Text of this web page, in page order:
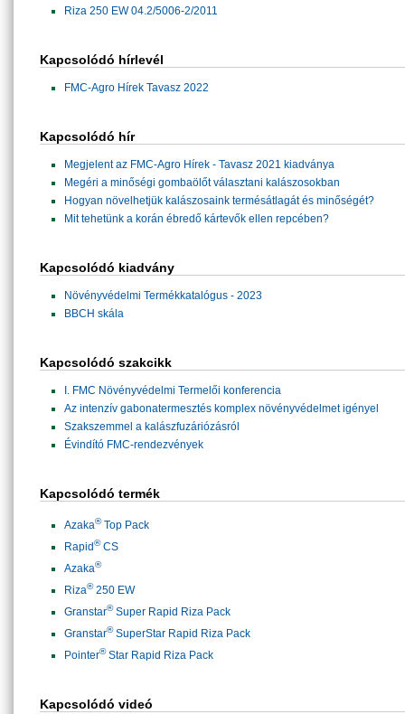
Riza 250 EW 04.2/5006-2/2011
Kapcsolódó hírlevél
FMC-Agro Hírek Tavasz 2022
Kapcsolódó hír
Megjelent az FMC-Agro Hírek - Tavasz 2021 kiadványa
Megéri a minőségi gombaölőt választani kalászosokban
Hogyan növelhetjük kalászosaink termésátlagát és minőségét?
Mit tehetünk a korán ébredő kártevők ellen repcében?
Kapcsolódó kiadvány
Növényvédelmi Termékkatalógus - 2023
BBCH skála
Kapcsolódó szakcikk
I. FMC Növényvédelmi Termelői konferencia
Az intenzív gabonatermesztés komplex növényvédelmet igényel
Szakszemmel a kalászfuzáriózásról
Évindító FMC-rendezvények
Kapcsolódó termék
Azaka®Top Pack
Rapid®CS
Azaka®
Riza®250 EW
Granstar®Super Rapid Riza Pack
Granstar®SuperStar Rapid Riza Pack
Pointer®Star Rapid Riza Pack
Kapcsolódó videó